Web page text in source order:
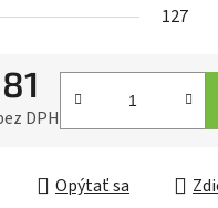
127
DPH
Opýtať sa